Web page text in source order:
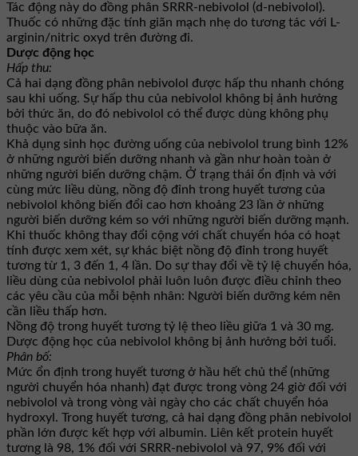
Tác động này do đồng phân SRRR-nebivolol (d-nebivolol).
Thuốc có những đặc tính giãn mạch nhẹ do tương tác với L-
arginin/nitric oxyd trên đường đi.
Dược động học
Hấp thu:
Cả hai dạng đồng phân nebivolol được hấp thu nhanh chóng
sau khi uống. Sự hấp thu của nebivolol không bị ảnh hưởng
bởi thức ăn, do đó nebivolol có thể được dùng không phụ
thuộc vào bữa ăn.
Khả dụng sinh học đường uống của nebivolol trung bình 12%
ở những người biến dưỡng nhanh và gần như hoàn toàn ở
những người biến dưỡng chậm. Ở trạng thái ổn định và với
cùng mức liều dùng, nồng độ đỉnh trong huyết tương của
nebivolol không biến đổi cao hơn khoảng 23 lần ở những
người biến dưỡng kém so với những người biến dưỡng mạnh.
Khi thuốc không thay đổi cộng với chất chuyển hóa có hoạt
tính được xem xét, sự khác biệt nồng độ đỉnh trong huyết
tương từ 1, 3 đến 1, 4 lần. Do sự thay đổi về tỷ lệ chuyển hóa,
liều dùng của nebivolol phải luôn luôn được điều chỉnh theo
các yêu cầu của mỗi bệnh nhân: Người biến dưỡng kém nên
cần liều thấp hơn.
Nồng độ trong huyết tương tỷ lệ theo liều giữa 1 và 30 mg.
Dược động học của nebivolol không bị ảnh hưởng bởi tuổi.
Phân bố:
Mức ổn định trong huyết tương ở hầu hết chủ thể (những
người chuyển hóa nhanh) đạt được trong vòng 24 giờ đối với
nebivolol và trong vòng vài ngày cho các chất chuyển hóa
hydroxyl. Trong huyết tương, cả hai dạng đồng phân nebivolol
phần lớn được kết hợp với albumin. Liên kết protein huyết
tương là 98, 1% đối với SRRR-nebivolol và 97, 9% đối với